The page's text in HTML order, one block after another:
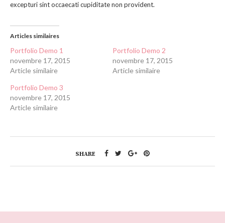
excepturi sint occaecati cupiditate non provident.
Articles similaires
Portfolio Demo 1
novembre 17, 2015
Article similaire
Portfolio Demo 2
novembre 17, 2015
Article similaire
Portfolio Demo 3
novembre 17, 2015
Article similaire
SHARE